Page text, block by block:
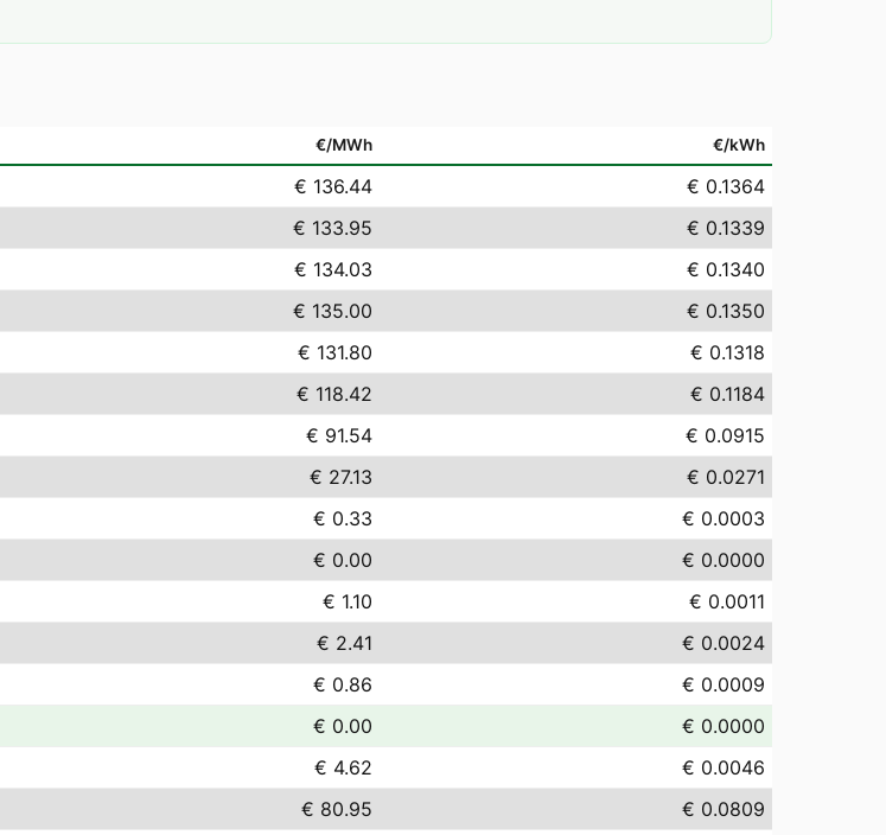
€/MWh €/kWh
€ 136.44
€ 0.1364
€ 133.95
€ 0.1339
€ 134.03
€ 0.1340
€ 135.00
€ 0.1350
€ 131.80
€ 0.1318
€ 118.42
€ 0.1184
€ 91.54
€ 0.0915
€ 27.13
€ 0.0271
€ 0.33
€ 0.0003
€ 0.00
€ 0.0000
€ 1.10
€ 0.0011
€ 2.41
€ 0.0024
€ 0.86
€ 0.0009
€ 0.00
€ 0.0000
€ 4.62
€ 0.0046
€ 80.95
€ 0.0809